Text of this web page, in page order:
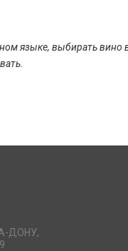
языке, выбирать
ДОНУ,